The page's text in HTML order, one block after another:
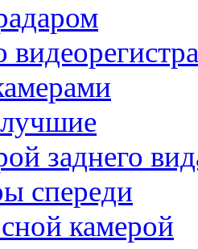
заднего
спереди
камерой